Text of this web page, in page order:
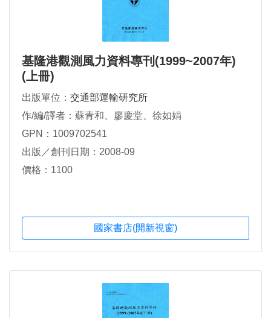
基隆港觀測風力資料專刊(1999~2007年)
(上冊)
出版單位： 交通部運輸研究所
作/編/譯者：蘇青和、廖慶堂、徐如娟
GPN：1009702541
出版／創刊日期：2008-09
價格：1100
國家書店(開新視窗)